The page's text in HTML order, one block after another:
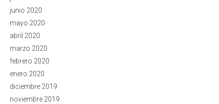
junio 2020
mayo 2020
abril 2020
marzo 2020
febrero 2020
enero 2020
diciembre 2019
noviembre 2019